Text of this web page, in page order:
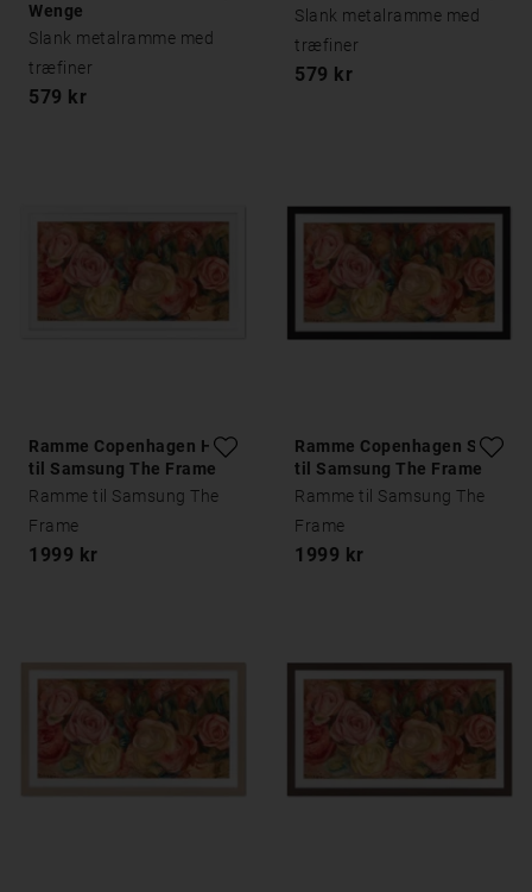
Wenge
Slank metalramme med
træfiner
579 kr
Slank metalramme med
træfiner
579 kr
Ramme Copenhagen Hvid
til Samsung The Frame
Ramme til Samsung The
Frame
1999 kr
Ramme Copenhagen Sort
til Samsung The Frame
Ramme til Samsung The
Frame
1999 kr